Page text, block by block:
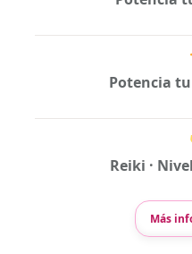
Potencia tu
Reiki ·
Más